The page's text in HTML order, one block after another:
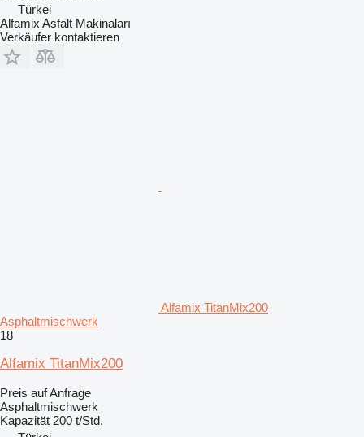
Türkei
Alfamix Asfalt Makinaları
Verkäufer kontaktieren
Alfamix TitanMix200
Asphaltmischwerk
18
Alfamix TitanMix200
Preis auf Anfrage
Asphaltmischwerk
Kapazität 200 t/Std.